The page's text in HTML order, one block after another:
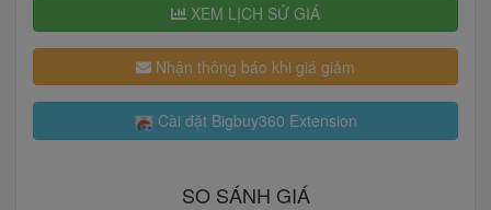
XEM LỊCH SỬ GIÁ
Nhận thông báo khi giá giảm
Cài đặt Bigbuy360 Extension
SO SÁNH GIÁ